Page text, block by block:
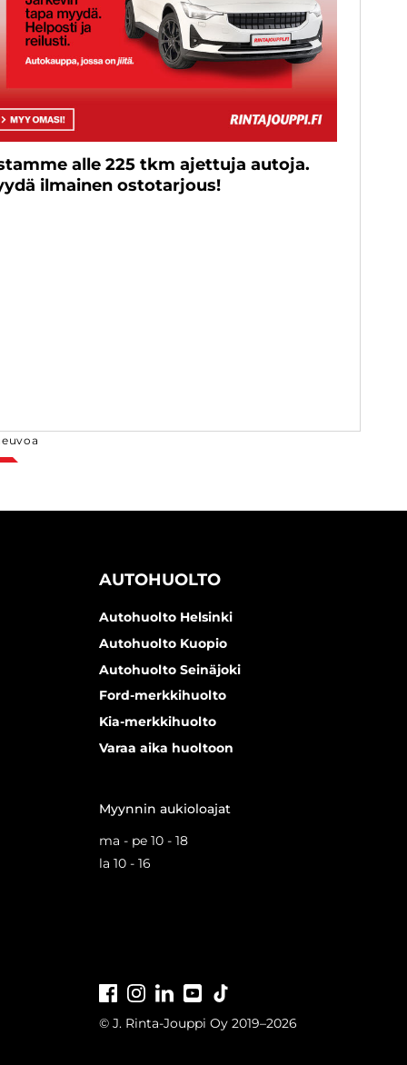
alle 225 tkm ajettuja autoja.
ilmainen ostotarjous!
AUTOHUOLTO
Autohuolto Helsinki
Autohuolto Kuopio
Autohuolto Seinäjoki
Ford-merkkihuolto
Kia-merkkihuolto
Varaa aika huoltoon
Myynnin aukioloajat
ma - pe 10 - 18
la 10 - 16
FacebookInstagramLinkedInYoutube
© J. Rinta-Jouppi Oy 2019–2026